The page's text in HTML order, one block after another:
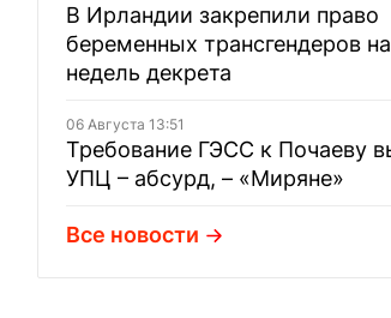
В Ирландии закрепили право
беременных трансгендеров
недель декрета
06 Августа 13:51
Требование ГЭСС к Почаеву
УПЦ – абсурд, – «Миряне»
Все новости